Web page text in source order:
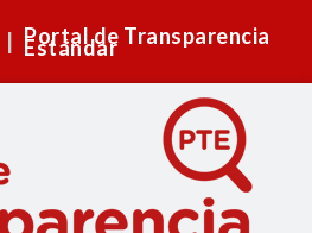
Portal de Transparencia
Estándar